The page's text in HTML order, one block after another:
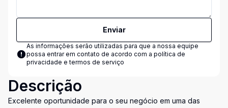
Enviar
As informações serão utilizadas para que a nossa equipe
possa entrar em contato de acordo com a política de
privacidade e termos de serviço
Descrição
Excelente oportunidade para o seu negócio em uma das